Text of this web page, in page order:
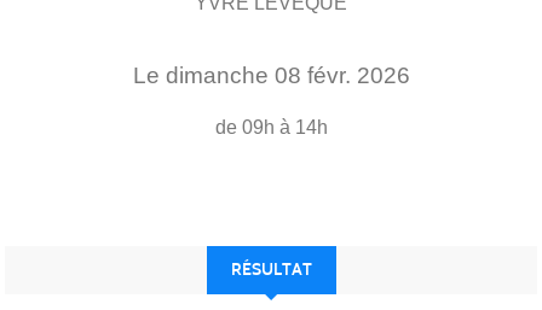
Le dimanche 08 févr. 2026
de 09h à 14h
RÉSULTAT